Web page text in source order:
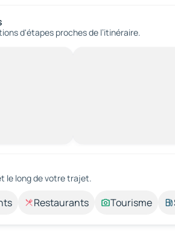
d'étapes proches de l’itinéraire.
le long de votre trajet.
Restaurants Tourisme